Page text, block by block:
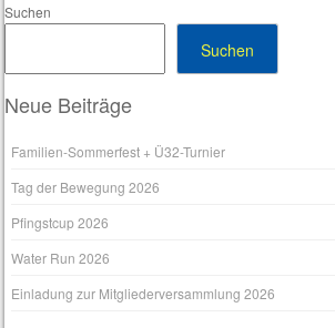
Suchen
Suchen
Neue Beiträge
Familien-Sommerfest + Ü32-Turnier
Tag der Bewegung 2026
Pfingstcup 2026
Water Run 2026
Einladung zur Mitgliederversammlung 2026